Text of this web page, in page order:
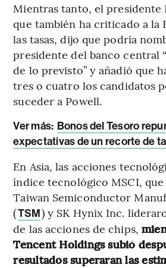
Mientras tanto, el presidente
que también ha criticado a la
las tasas, dijo que podría
presidente del banco central
de lo previsto” y añadió que
tres o cuatro los candidatos
suceder a Powell.
Ver más: Bonos del Tesoro
expectativas de un recorte de
En Asia, las acciones
índice tecnológico MSCI, que
Taiwan Semiconductor
(TSM) y SK Hynix Inc.
de las acciones de chips,
Tencent Holdings subió
resultados superaran las